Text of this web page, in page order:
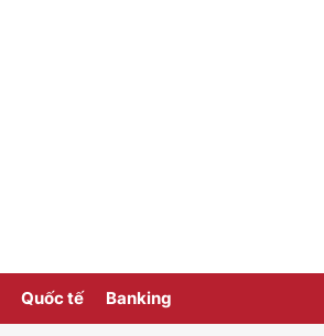
Quốc tế Banking